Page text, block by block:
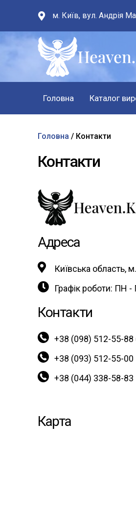
м. Київ, вул. Андрія
Головна Каталог
Головна / Контакти
Контакти
Адреса
Київська область,
Графік роботи: ПН
Контакти
+38 (098) 512-55-88
+38 (093) 512-55-00
+38 (044) 338-58-83
Карта